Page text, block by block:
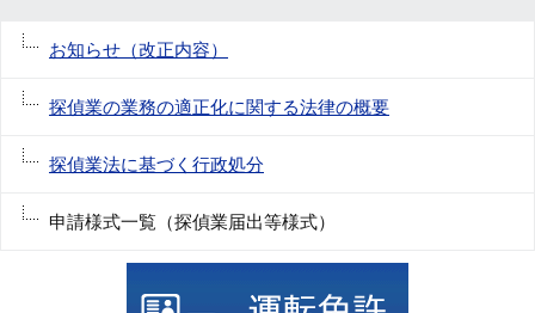
お知らせ（改正内容）
探偵業の業務の適正化に関する法律の概要
探偵業法に基づく行政処分
申請様式一覧（探偵業届出等様式）